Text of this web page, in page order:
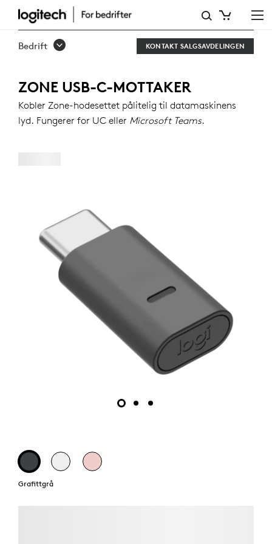
ZONE
USB-
MOTTAKER
Bedrift KONTAKT SALGSAVDELINGEN
ZONE USB-C-MOTTAKER
Kobler Zone-hodesettet pålitelig til datamaskinens
lyd. Fungerer for UC eller Microsoft Teams.
Grafittgrå